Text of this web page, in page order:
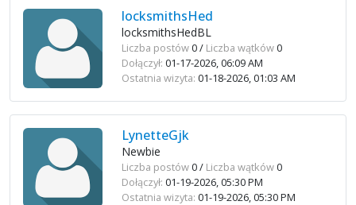
locksmithsHed
locksmithsHedBL
Liczba postów0 / Liczba wątków0
Dołączył: 01-17-2026, 06:09 AM
Ostatnia wizyta: 01-18-2026, 01:03 AM
LynetteGjk
Newbie
Liczba postów0 / Liczba wątków0
Dołączył: 01-19-2026, 05:30 PM
Ostatnia wizyta: 01-19-2026, 05:30 PM